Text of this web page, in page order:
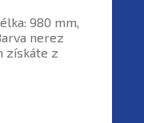
980 mm,
nerez
získáte z